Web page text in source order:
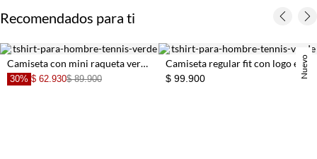
Recomendados para ti
Camiseta con mini raqueta verde con caída natural para hombre
30% $ 62.930$ 89.900 Nuevo
Camiseta regular fit con logo en verde agua para hombre
$ 99.900